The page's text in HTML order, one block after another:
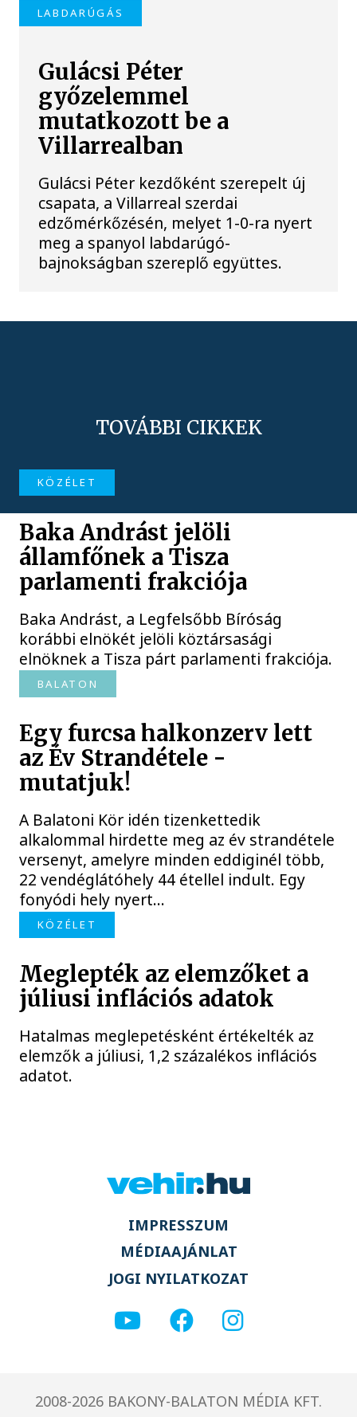
LABDARÚGÁS
Gulácsi Péter
győzelemmel
mutatkozott be a
Villarrealban
Gulácsi Péter kezdőként szerepelt új
csapata, a Villarreal szerdai
edzőmérkőzésén, melyet 1-0-ra nyert
meg a spanyol labdarúgó-
bajnokságban szereplő együttes.
TOVÁBBI CIKKEK
KÖZÉLET
Baka Andrást jelöli
államfőnek a Tisza
parlamenti frakciója
Baka Andrást, a Legfelsőbb Bíróság
korábbi elnökét jelöli köztársasági
elnöknek a Tisza párt parlamenti frakciója.
BALATON
Egy furcsa halkonzerv lett
az Év Strandétele -
mutatjuk!
A Balatoni Kör idén tizenkettedik
alkalommal hirdette meg az év strandétele
versenyt, amelyre minden eddiginél több,
22 vendéglátóhely 44 étellel indult. Egy
fonyódi hely nyert...
KÖZÉLET
Meglepték az elemzőket a
júliusi inflációs adatok
Hatalmas meglepetésként értékelték az
elemzők a júliusi, 1,2 százalékos inflációs
adatot.
IMPRESSZUM
MÉDIAAJÁNLAT
JOGI NYILATKOZAT
2008-2026 BAKONY-BALATON MÉDIA KFT.